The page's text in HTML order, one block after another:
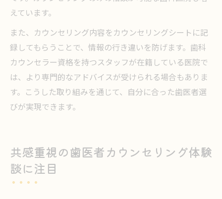
えています。
また、カウンセリング内容をカウンセリングシートに記
録してもらうことで、情報の行き違いを防げます。歯科
カウンセラー資格を持つスタッフが在籍している医院で
は、より専門的なアドバイスが受けられる場合もありま
す。こうした取り組みを通じて、自分に合った歯医者選
びが実現できます。
共感重視の歯医者カウンセリング体験
談に注目